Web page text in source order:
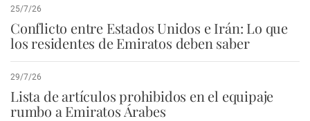
25/7/26
Conflicto entre Estados Unidos e Irán: Lo que
los residentes de Emiratos deben saber
29/7/26
Lista de artículos prohibidos en el equipaje
rumbo a Emiratos Árabes